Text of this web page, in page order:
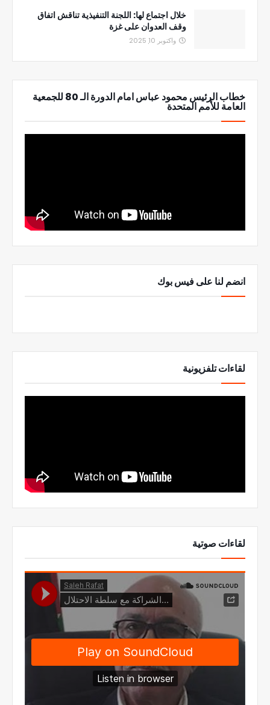
خلال اجتماع لها: اللجنة التنفيذية تناقش اتفاق
وقف العدوان على غزة
واكتوبر 10, 2025
خطاب الرئيس محمود عباس امام الدورة الـ 80 للجمعية
العامة للأمم المتحدة
انضم لنا على فيس بوك
لقاءات تلفزيونية
لقاءات صوتية